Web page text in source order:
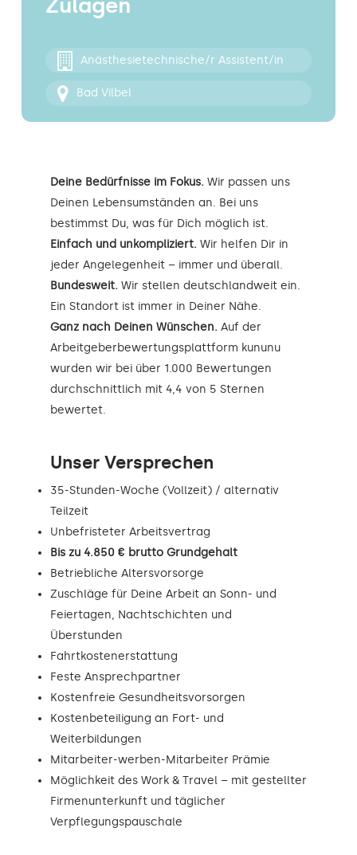
Kontakt
Zulagen
Anästhesietechnische/r Assistent/in
Bad Vilbel
Deine Bedürfnisse im Fokus. Wir passen uns
Deinen Lebensumständen an. Bei uns
bestimmst Du, was für Dich möglich ist.
Einfach und unkompliziert. Wir helfen Dir in
jeder Angelegenheit – immer und überall.
Bundesweit. Wir stellen deutschlandweit ein.
Ein Standort ist immer in Deiner Nähe.
Ganz nach Deinen Wünschen. Auf der
Arbeitgeberbewertungsplattform kununu
wurden wir bei über 1.000 Bewertungen
durchschnittlich mit 4,4 von 5 Sternen
bewertet.
Unser Versprechen
35-Stunden-Woche (Vollzeit) / alternativ
Teilzeit
Unbefristeter Arbeitsvertrag
Bis zu 4.850 € brutto Grundgehalt
Betriebliche Altersvorsorge
Zuschläge für Deine Arbeit an Sonn- und
Feiertagen, Nachtschichten und
Überstunden
Fahrtkostenerstattung
Feste Ansprechpartner
Kostenfreie Gesundheitsvorsorgen
Kostenbeteiligung an Fort- und
Weiterbildungen
Mitarbeiter-werben-Mitarbeiter Prämie
Möglichkeit des Work & Travel – mit gestellter
Firmenunterkunft und täglicher
Verpflegungspauschale